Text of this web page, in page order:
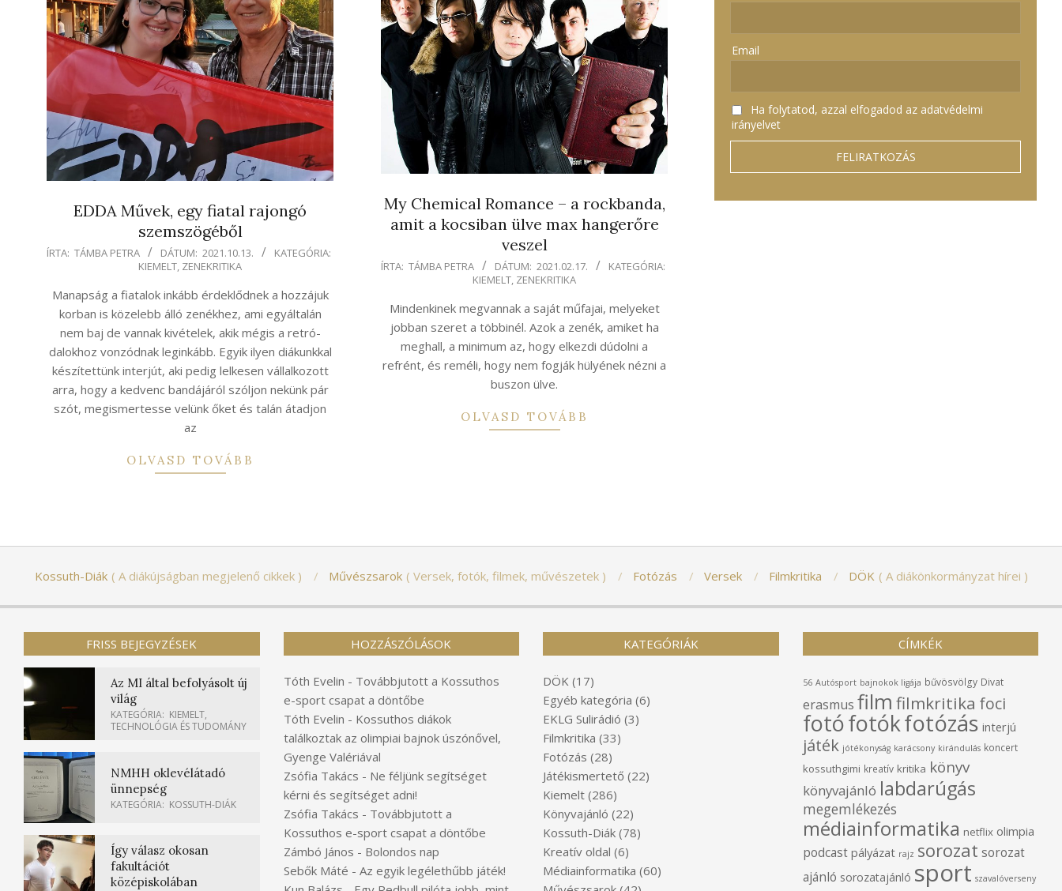
EDDA Művek, egy fiatal rajongó
szemszögéből
2021-
13
ÍRTA: TÁMBA PETRA DÁTUM: 2021.10.13.
KATEGÓRIA:
KIEMELT, ZENEKRITIKA
Manapság a fiatalok inkább érdeklődnek a hozzájuk
korban is közelebb álló zenékhez, ami egyáltalán
nem baj de vannak kivételek, akik mégis a retró-
dalokhoz vonzódnak leginkább. Egyik ilyen diákunkkal
készítettünk interjút, aki pedig lelkesen vállalkozott
arra, hogy a kedvenc bandájáról szóljon nekünk pár
szót, megismertesse velünk őket és talán átadjon
az
OLVASD TOVÁBB
My Chemical Romance – a rockbanda,
amit a kocsiban ülve max hangerőre
veszel
2021-
17
ÍRTA: TÁMBA PETRA DÁTUM: 2021.02.17.
KATEGÓRIA:
KIEMELT, ZENEKRITIKA
Mindenkinek megvannak a saját műfajai, melyeket
jobban szeret a többinél. Azok a zenék, amiket ha
meghall, a minimum az, hogy elkezdi dúdolni a
refrént, és reméli, hogy nem fogják hülyének nézni a
buszon ülve.
OLVASD TOVÁBB
Email
Ha folytatod, azzal elfogadod az adatvédelmi
irányelvet
Kossuth-Diák A diákújságban megjelenő cikkek Művészsarok Versek, fotók, filmek, művészetek Fotózás Versek Filmkritika DÖK A diákönkormányzat hírei
FRISS BEJEGYZÉSEK
Az MI által befolyásolt új
világ
KATEGÓRIA: KIEMELT,
TECHNOLÓGIA ÉS TUDOMÁNY
NMHH oklevélátadó
ünnepség
KATEGÓRIA: KOSSUTH-DIÁK
Így válasz okosan
fakultációt
középiskolában
HOZZÁSZÓLÁSOK
Tóth Evelin - Továbbjutott a Kossuthos
e-sport csapat a döntőbe
Tóth Evelin - Kossuthos diákok
találkoztak az olimpiai bajnok úszónővel,
Gyenge Valériával
Zsófia Takács - Ne féljünk segítséget
kérni és segítséget adni!
Zsófia Takács - Továbbjutott a
Kossuthos e-sport csapat a döntőbe
Zámbó János - Bolondos nap
Sebők Máté - Az egyik legélethűbb játék!
KATEGÓRIÁK
DÖK (17)
Egyéb kategória (6)
EKLG Sulirádió (3)
Filmkritika (33)
Fotózás (28)
Játékismertető (22)
Kiemelt (286)
Könyvajánló (22)
Kossuth-Diák (78)
Kreatív oldal (6)
Médiainformatika (60)
CÍMKÉK
56 Autósport bajnokok ligája bűvösvölgy Divat
erasmus film filmkritika foci
fotófotókfotózás interjú
játék jótékonyság karácsony kirándulás koncert
kossuthgimi kreatív kritika könyv
könyvajánló labdarúgás
megemlékezés
médiainformatika netflix olimpia
podcast pályázat rajz sorozat sorozat
ajánló sorozatajánló sport szavalóverseny